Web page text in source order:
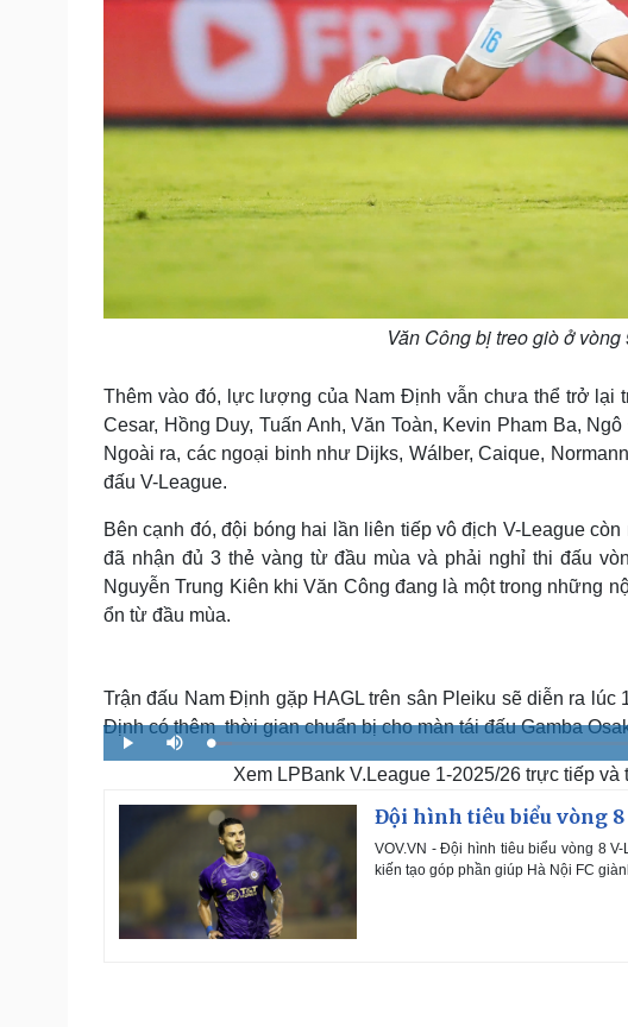
Văn Công bị treo giò ở
Thêm vào đó, lực lượng của Nam Định vẫn chưa thể trở lại
Cesar, Hồng Duy, Tuấn Anh, Văn Toàn, Kevin Pham Ba,
Ngoài ra, các ngoại binh như Dijks, Wálber, Caique,
đấu V-League.
Bên cạnh đó, đội bóng hai lần liên tiếp vô địch V-League
đã nhận đủ 3 thẻ vàng từ đầu mùa và phải nghỉ thi đấu
Nguyễn Trung Kiên khi Văn Công đang là một trong những
ổn từ đầu mùa.
Trận đấu Nam Định gặp HAGL trên sân Pleiku sẽ diễn ra
Định có thêm thời gian chuẩn bị cho màn tái đấu Gamba
P
l
M
u
L
o
d
:
2
.
8
4
%
Xem LPBank V.League 1-2025/26 trực tiếp và
Đội hình tiêu biểu vòng 8
VOV.VN - Đội hình tiêu biểu vòng 8
kiến tạo góp phần giúp Hà Nội FC